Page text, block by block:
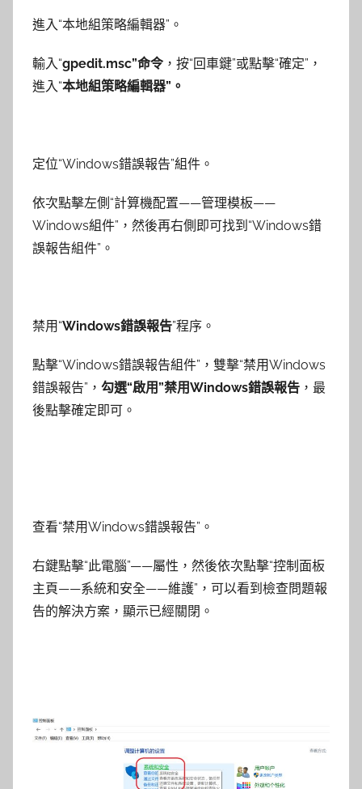
進入“本地組策略編輯器”。
輸入“gpedit.msc”命令 ，按“回車鍵”或點擊“確定”，
進入“本地組策略編輯器”。
定位“Windows錯誤報告”組件。
依次點擊左側“計算機配置——管理模板——
Windows組件”，然後再右側即可找到“Windows錯
誤報告組件”。
禁用“Windows錯誤報告”程序。
點擊“Windows錯誤報告組件”，雙擊“禁用Windows
錯誤報告”， 勾選“啟用”禁用Windows錯誤報告 ，最
後點擊確定即可。
查看“禁用Windows錯誤報告”。
右鍵點擊“此電腦”——屬性，然後依次點擊“控制面板
主頁——系統和安全——維護”，可以看到檢查問題報
告的解決方案，顯示已經關閉。